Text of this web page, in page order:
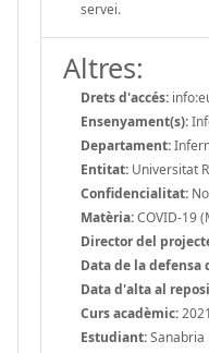
servei.
Altres:
Drets d'accés:
Ensenyament(s):
Departament:
Entitat: Universitat
Confidencialitat: No
Matèria:COVID-19
Director del
Data de la defensa
Data d'alta al
Curs acadèmic:
Estudiant:Sanabria